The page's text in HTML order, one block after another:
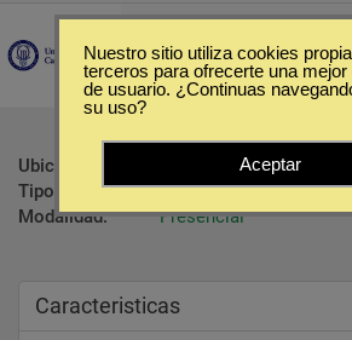
Universidad Carlos
Ubicación:
Tipo:
Diplomados
Modalidad:
Presencial
Caracteristicas
Nuestro sitio utiliza cookies
terceros para ofrecerte una
de usuario. ¿Continuas
su uso?
Aceptar